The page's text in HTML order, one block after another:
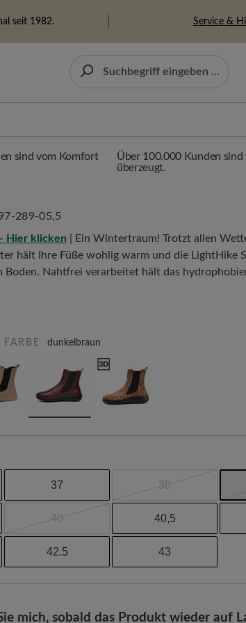
seit 1982. Service &
Über 100.000 Kunden
überzeugt.
289-05,5
Hier klicken | Ein Wintertraum! Trotzt allen
hält Ihre Füße wohlig warm und die LightHike
Boden. Nahtfrei verarbeitet hält das
dunkelbraun
37 38
40 40,5
42.5 43
mich, sobald das Produkt wieder auf